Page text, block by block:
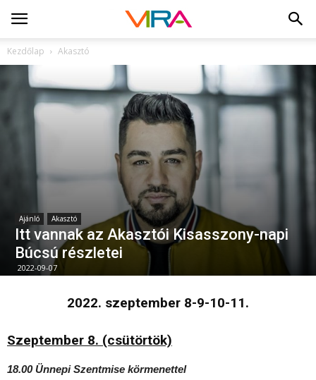
Kezdőlap Akasztó
Ajánló Akasztó
Itt vannak az Akasztói Kisasszony-napi
Búcsú részletei
2022-09-07
2022. szeptember 8-9-10-11.
Szeptember 8. (csütörtök)
18.00 Ünnepi Szentmise körmenettel